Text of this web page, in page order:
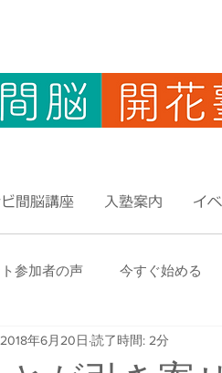
間脳講座 入塾案内 イ
参加者の声 今すぐ始める
2018年6月20日 読了時間: 2分